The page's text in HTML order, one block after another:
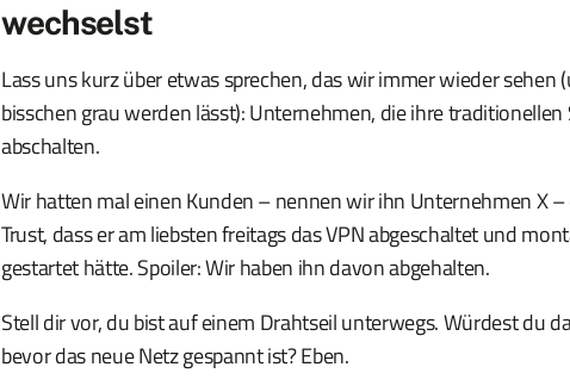
wechselst
Lass uns kurz über etwas sprechen, das wir immer wieder sehen
bisschen grau werden lässt): Unternehmen, die ihre
abschalten.
Wir hatten mal einen Kunden – nennen wir ihn Unternehmen X
Trust, dass er am liebsten freitags das VPN abgeschaltet und
gestartet hätte. Spoiler: Wir haben ihn davon abgehalten.
Stell dir vor, du bist auf einem Drahtseil unterwegs. Würdest du
bevor das neue Netz gespannt ist? Eben.